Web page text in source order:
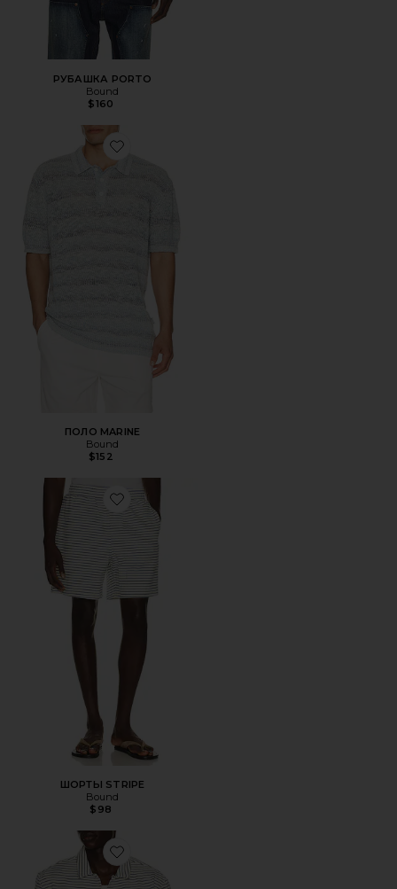
РУБАШКА PORTO
Bound
$160
Favorite ПОЛО MARINE
ПОЛО MARINE
Bound
$152
Favorite ШОРТЫ STRIPE
ШОРТЫ STRIPE
Bound
$98
Favorite РУБАШКА STRIPE